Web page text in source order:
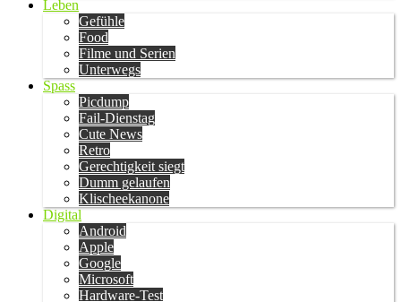
Leben
Gefühle
Food
Filme und Serien
Unterwegs
Spass
Picdump
Fail-Dienstag
Cute News
Retro
Gerechtigkeit siegt
Dumm gelaufen
Klischeekanone
Digital
Android
Apple
Google
Microsoft
Hardware-Test